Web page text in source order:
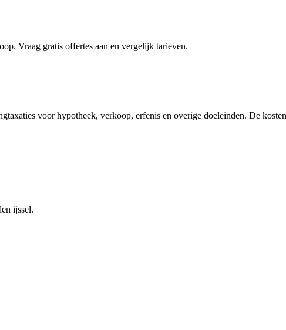
Vraag gratis offertes aan en vergelijk tarieven.
voor hypotheek, verkoop, erfenis en overige doeleinden. De
ijssel.